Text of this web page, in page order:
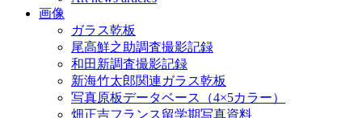
画像
ガラス乾板
尾高鮮之助調査撮影記録
和田新調査撮影記録
新海竹太郎関連ガラス乾板
写真原板データベース（4×5カラー）
畑正吉フランス留学期写真資料